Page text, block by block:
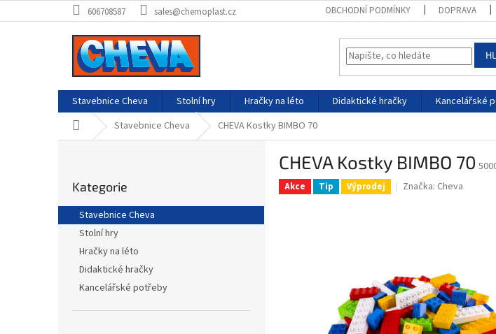
na
606708587 sales@chemoplast.cz OBCHODNÍ PODMÍNKY DOPRAVA
Stavebnice Cheva Stolní hry Hračky na léto Didaktické hračky Kancelářské
Domů Stavebnice Cheva CHEVA Kostky BIMBO 70
r
a
kategorie
Kategorie
Stavebnice Cheva
Stolní hry
Hračky na léto
Didaktické hračky
Kancelářské potřeby
CHEVA Kostky BIMBO 70
Akce Tip Výprodej Značka: Cheva